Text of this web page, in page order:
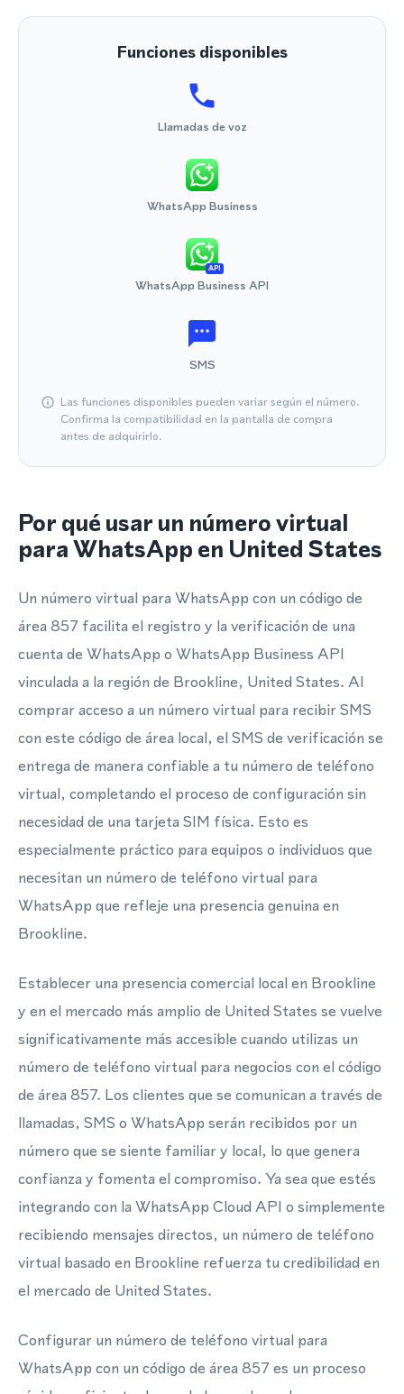
Funciones disponibles
Llamadas de voz
WhatsApp Business
API
WhatsApp Business API
SMS
Las funciones disponibles pueden variar según el número.
Confirma la compatibilidad en la pantalla de compra
antes de adquirirlo.
Por qué usar un número virtual
para WhatsApp en United States
Un número virtual para WhatsApp con un código de
área 857 facilita el registro y la verificación de una
cuenta de WhatsApp o WhatsApp Business API
vinculada a la región de Brookline, United States. Al
comprar acceso a un número virtual para recibir SMS
con este código de área local, el SMS de verificación se
entrega de manera confiable a tu número de teléfono
virtual, completando el proceso de configuración sin
necesidad de una tarjeta SIM física. Esto es
especialmente práctico para equipos o individuos que
necesitan un número de teléfono virtual para
WhatsApp que refleje una presencia genuina en
Brookline.
Establecer una presencia comercial local en Brookline
y en el mercado más amplio de United States se vuelve
significativamente más accesible cuando utilizas un
número de teléfono virtual para negocios con el código
de área 857. Los clientes que se comunican a través de
llamadas, SMS o WhatsApp serán recibidos por un
número que se siente familiar y local, lo que genera
confianza y fomenta el compromiso. Ya sea que estés
integrando con la WhatsApp Cloud API o simplemente
recibiendo mensajes directos, un número de teléfono
virtual basado en Brookline refuerza tu credibilidad en
el mercado de United States.
Configurar un número de teléfono virtual para
WhatsApp con un código de área 857 es un proceso